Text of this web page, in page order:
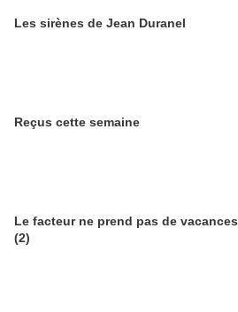
Les sirènes de Jean Duranel
Reçus cette semaine
Le facteur ne prend pas de vacances
(2)